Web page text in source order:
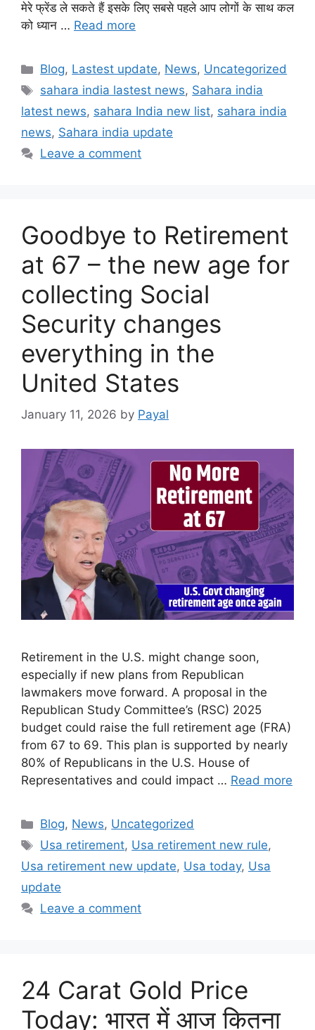
मेरे फ्रेंड ले सकते हैं इसके लिए सबसे पहले आप लोगों के साथ कल
को ध्यान … Read more
Categories
Blog, Lastest update, News, Uncategorized
Tags
sahara india lastest news, Sahara india
latest news, sahara India new list, sahara india
news, Sahara india update
Leave a comment
Goodbye to Retirement
at 67 – the new age for
collecting Social
Security changes
everything in the
United States
January 11, 2026 by Payal
Retirement in the U.S. might change soon,
especially if new plans from Republican
lawmakers move forward. A proposal in the
Republican Study Committee’s (RSC) 2025
budget could raise the full retirement age (FRA)
from 67 to 69. This plan is supported by nearly
80% of Republicans in the U.S. House of
Representatives and could impact … Read more
Categories
Blog, News, Uncategorized
Tags
Usa retirement, Usa retirement new rule,
Usa retirement new update, Usa today, Usa
update
Leave a comment
24 Carat Gold Price
Today: भारत में आज कितना